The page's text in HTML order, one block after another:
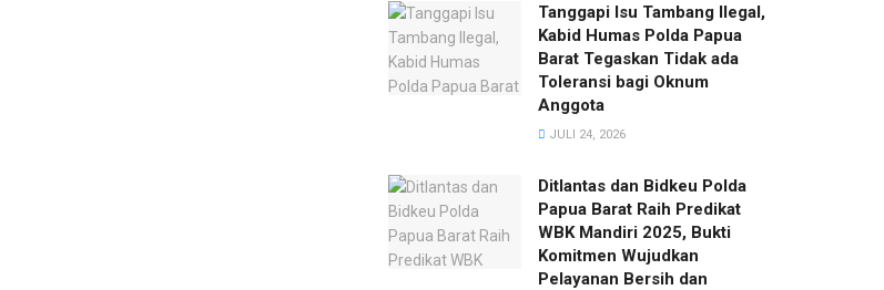
Tanggapi Isu Tambang Ilegal,
Kabid Humas Polda Papua
Barat Tegaskan Tidak ada
Toleransi bagi Oknum
Anggota
JULI 24, 2026
Ditlantas dan Bidkeu Polda
Papua Barat Raih Predikat
WBK Mandiri 2025, Bukti
Komitmen Wujudkan
Pelayanan Bersih dan